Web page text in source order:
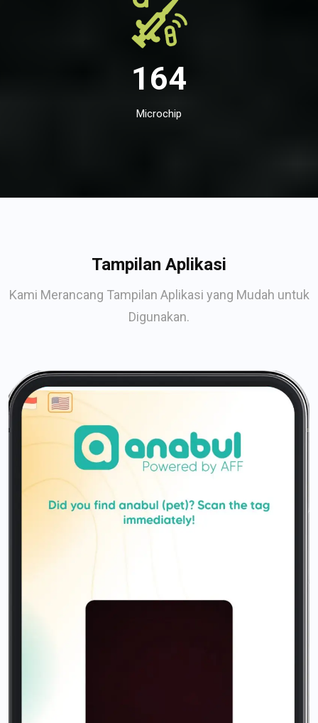
164
Microchip
Tampilan Aplikasi
Kami Merancang Tampilan Aplikasi yang Mudah untuk
Digunakan.